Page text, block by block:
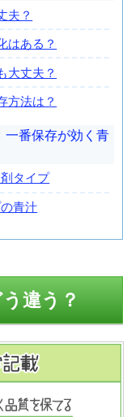
夫？
はある？
大丈夫？
方法は？
一番保存が効く青
タイプ
青汁
違う？